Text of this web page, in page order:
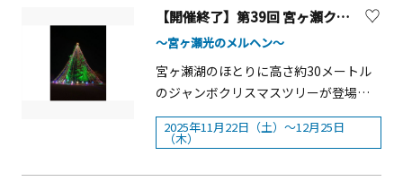
地にぴったりなワンハンドフードやド
リンクの販売など、クリスマス気分を
くさんです。開催中の「楽しさ」「華
やかさ」をテーマにしたジュエルミネ
ーションとともに、家族や友人、恋人
と明るく楽しいクリスマスをお過ごし
なイルミネーション。「湘南の宝石」
ナルイルミネーションアワード イルミ
ネーションイベント部門 優秀ストーリ
ー賞 第1位」をはじめ、「関東三大イル
ミネーション」や「日本夜景遺産」な
ど数多くの夜景ブランドタイトルを獲
【開催終了】第39回 宮ヶ瀬クリスマスみんなのつどい【清川村】
～宮ヶ瀬光のメルヘン～
宮ヶ瀬湖のほとりに高さ約30メートル
のジャンボクリスマスツリーが登場、
自生のもみの木が約1万個の電球で飾ら
れます。大噴水、水の郷商店街もライ
包まれて壮大な光のイルミネーション
2025年11月22日（土）～12月25日
（木）